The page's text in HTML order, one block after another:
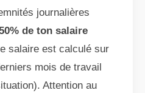
journalières
de ton salaire
salaire est calculé sur
mois de travail
Attention au